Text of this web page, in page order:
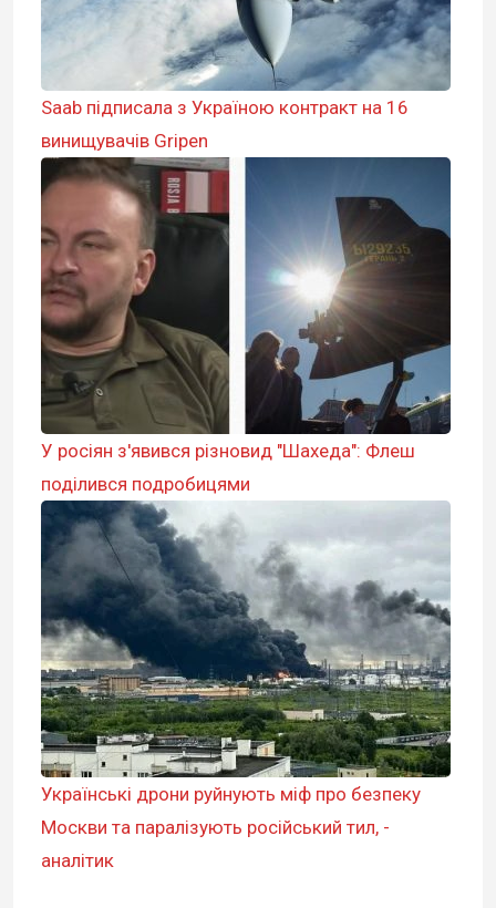
Saab підписала з Україною контракт на 16
винищувачів Gripen
У росіян з'явився різновид "Шахеда": Флеш
поділився подробицями
Українські дрони руйнують міф про безпеку
Москви та паралізують російський тил, -
аналітик